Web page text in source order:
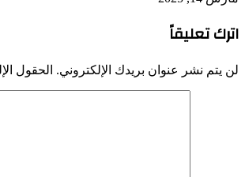
اترك تعليقاً
لن يتم نشر عنوان بريدك الإلكتروني. الحقول